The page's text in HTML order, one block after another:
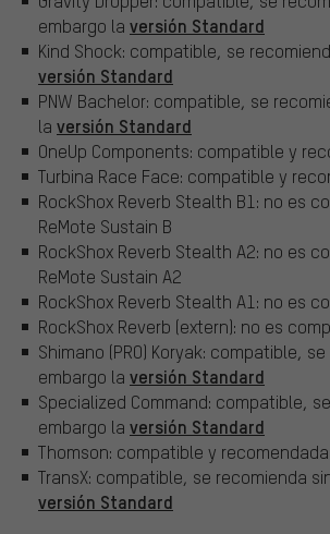
embargo la versión Standard
Kind Shock: compatible, se
versión Standard
PNW Bachelor: compatible, se
la versión Standard
OneUp Components: compatible y
Turbina Race Face: compatible y
RockShox Reverb Stealth B1: no es
ReMote Sustain B
RockShox Reverb Stealth A2: no es
ReMote Sustain A2
RockShox Reverb Stealth A1: no es
RockShox Reverb (extern): no es
Shimano (PRO) Koryak: compatible,
embargo la versión Standard
Specialized Command: compatible,
embargo la versión Standard
Thomson: compatible y recomendada
TransX: compatible, se recomienda
versión Standard